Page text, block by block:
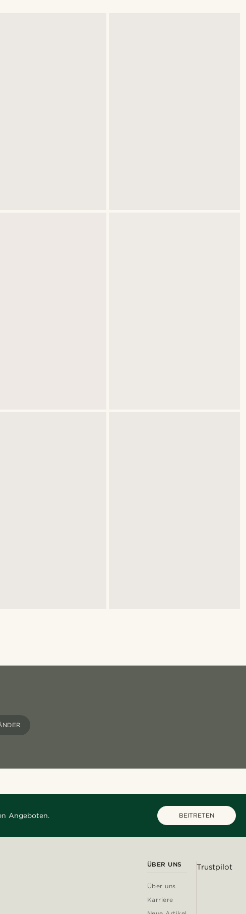
Angeboten. BEITRETEN
ÜBER UNS
Über uns
Karriere
Trustpilot